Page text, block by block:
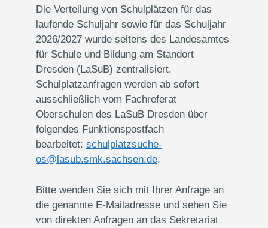
Die Verteilung von Schulplätzen für das
laufende Schuljahr sowie für das Schuljahr
2026/2027 wurde seitens des Landesamtes
für Schule und Bildung am Standort
Dresden (LaSuB) zentralisiert.
Schulplatzanfragen werden ab sofort
ausschließlich vom Fachreferat
Oberschulen des LaSuB Dresden über
folgendes Funktionspostfach
bearbeitet: schulplatzsuche-
os@lasub.smk.sachsen.de.
Bitte wenden Sie sich mit Ihrer Anfrage an
die genannte E-Mailadresse und sehen Sie
von direkten Anfragen an das Sekretariat